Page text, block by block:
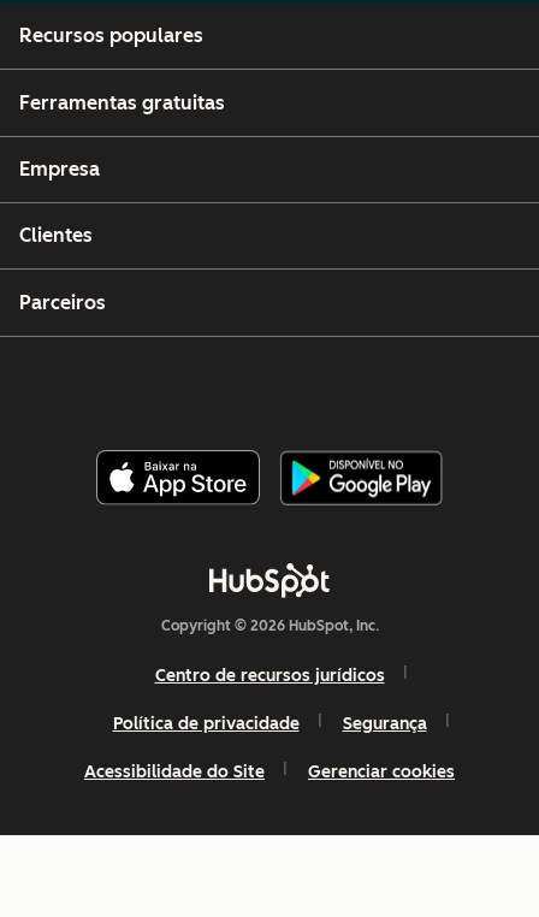
Recursos populares
Ferramentas gratuitas
Empresa
Clientes
Parceiros
Copyright © 2026 HubSpot, Inc.
Centro de recursos jurídicos
Política de privacidade Segurança
Acessibilidade do Site Gerenciar cookies